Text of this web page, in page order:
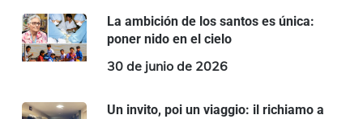
La ambición de los santos es única:
poner nido en el cielo
30 de junio de 2026
Un invito, poi un viaggio: il richiamo a